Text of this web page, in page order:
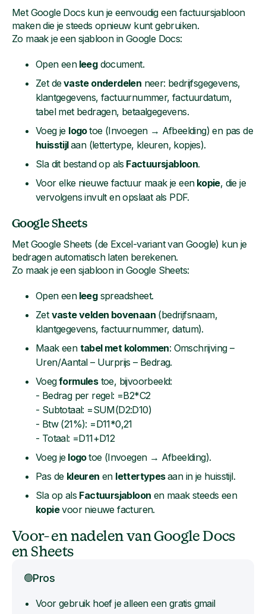
Met Google Docs kun je eenvoudig een factuursjabloon
maken die je steeds opnieuw kunt gebruiken.
Zo maak je een sjabloon in Google Docs:
Open eenleegdocument.
Zet devaste onderdelen neer: bedrijfsgegevens,
klantgegevens, factuurnummer, factuurdatum,
tabel met bedragen, betaalgegevens.
Voeg je logotoe (Invoegen → Afbeelding) en pas de
huisstijlaan (lettertype, kleuren, kopjes).
Sla dit bestand op als Factuursjabloon.
Voor elke nieuwe factuur maak je eenkopie, die je
vervolgens invult en opslaat als PDF.
Google Sheets
Met Google Sheets (de Excel-variant van Google) kun je
bedragen automatisch laten berekenen.
Zo maak je een sjabloon in Google Sheets:
Open eenleegspreadsheet.
Zet vaste velden bovenaan (bedrijfsnaam,
klantgegevens, factuurnummer, datum).
Maak een tabel met kolommen: Omschrijving –
Uren/Aantal – Uurprijs – Bedrag.
Voegformulestoe, bijvoorbeeld:
- Bedrag per regel: =B2*C2
- Subtotaal: =SUM(D2:D10)
- Btw (21%): =D11*0,21
- Totaal: =D11+D12
Voeg jelogotoe (Invoegen → Afbeelding).
Pas de kleuren en lettertypesaan in je huisstijl.
Sla op als Factuursjabloon en maak steeds een
kopievoor nieuwe facturen.
Voor- en nadelen van Google Docs
en Sheets
🟢Pros
Voor gebruik hoef je alleen een gratis gmail